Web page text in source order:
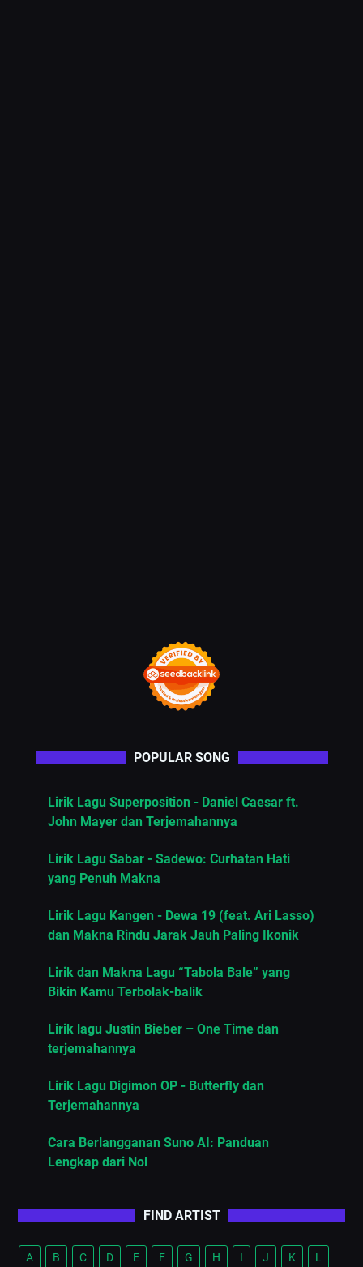
POPULAR SONG
Lirik Lagu Superposition - Daniel Caesar ft.
John Mayer dan Terjemahannya
Lirik Lagu Sabar - Sadewo: Curhatan Hati
yang Penuh Makna
Lirik Lagu Kangen - Dewa 19 (feat. Ari Lasso)
dan Makna Rindu Jarak Jauh Paling Ikonik
Lirik dan Makna Lagu “Tabola Bale” yang
Bikin Kamu Terbolak-balik
Lirik lagu Justin Bieber – One Time dan
terjemahannya
Lirik Lagu Digimon OP - Butterfly dan
Terjemahannya
Cara Berlangganan Suno AI: Panduan
Lengkap dari Nol
FIND ARTIST
A B C D E F G H I J K L